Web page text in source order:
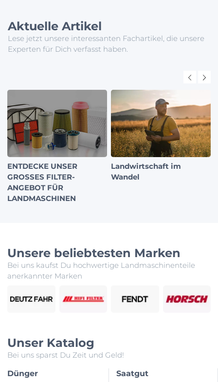
Aktuelle Artikel
Lese jetzt unsere interessanten Fachartikel, die unsere
Experten für Dich verfasst haben.
ENTDECKE UNSER
GROSSES FILTER-
ANGEBOT FÜR
LANDMASCHINEN
Landwirtschaft im
Wandel
Unsere beliebtesten Marken
Bei uns kaufst Du hochwertige Landmaschinenteile
anerkannter Marken
Unser Katalog
Bei uns sparst Du Zeit und Geld!
Dünger
Saatgut